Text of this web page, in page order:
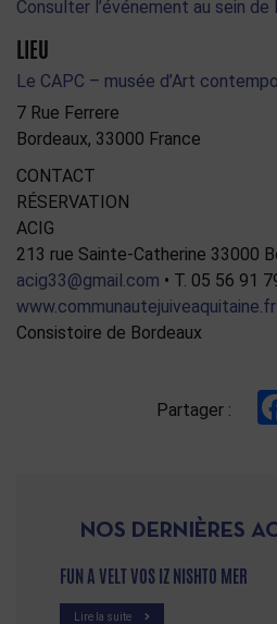
Consulter l’événement au sein de
LIEU
Le CAPC – musée d’Art
7 Rue Ferrere
Bordeaux, 33000 France
CONTACT
RÉSERVATION
ACIG
213 rue Sainte-Catherine 33000
acig33@gmail.com • T. 05 56 91
www.communautejuiveaquitaine.fr
Consistoire de Bordeaux
Partager :
NOS DERNIÈRES
FUN A VELT VOS IZ NISHTO MER
Lire la suite